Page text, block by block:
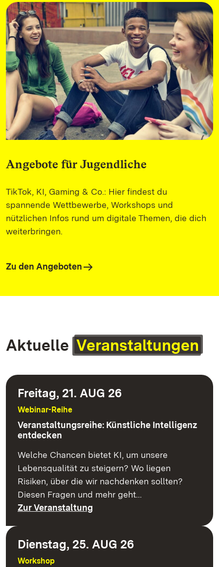
Angebote für Jugendliche
TikTok, KI, Gaming & Co.: Hier findest du
spannende Wettbewerbe, Workshops und
nützlichen Infos rund um digitale Themen, die dich
weiterbringen.
Zu den Angeboten
Aktuelle Veranstaltungen
Freitag, 21. AUG 26
Webinar-Reihe
Veranstaltungsreihe: Künstliche Intelligenz
entdecken
Welche Chancen bietet KI, um unsere
Lebensqualität zu steigern? Wo liegen
Risiken, über die wir nachdenken sollten?
Diesen Fragen und mehr geht…
Zur Veranstaltung
Dienstag, 25. AUG 26
Workshop